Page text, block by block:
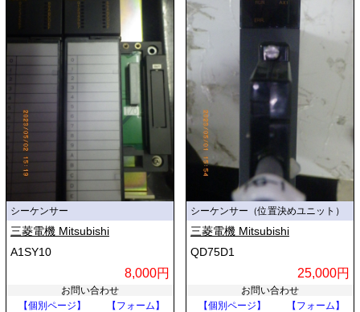
シーケンサー
三菱電機 Mitsubishi
A1SY10
8,000円
お問い合わせ
【個別ページ】
【フォーム】
シーケンサー（位置決めユニット）
三菱電機 Mitsubishi
QD75D1
25,000円
お問い合わせ
【個別ページ】
【フォーム】